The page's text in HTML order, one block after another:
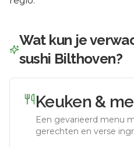
Wat kun je
sushi Bilthoven?
Keuken &
Een gevarieerd menu
gerechten en verse